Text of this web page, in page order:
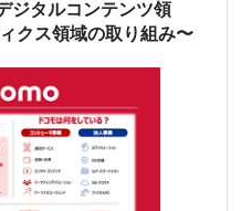
ジタルコンテンツ領
クス領域の取り組み〜